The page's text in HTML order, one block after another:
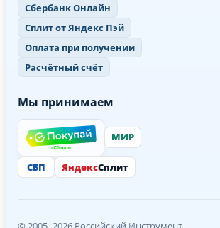
Сбербанк Онлайн
Сплит от Яндекс Пэй
Оплата при получении
Расчётный счёт
Мы принимаем
МИР
СБП ЯндексСплит